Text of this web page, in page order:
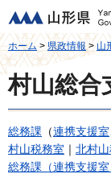
山形県
ホーム>県政情報>山
村山総合
総務課 （連携支援室
村山税務室 ｜ 北村
総務課（連携支援室